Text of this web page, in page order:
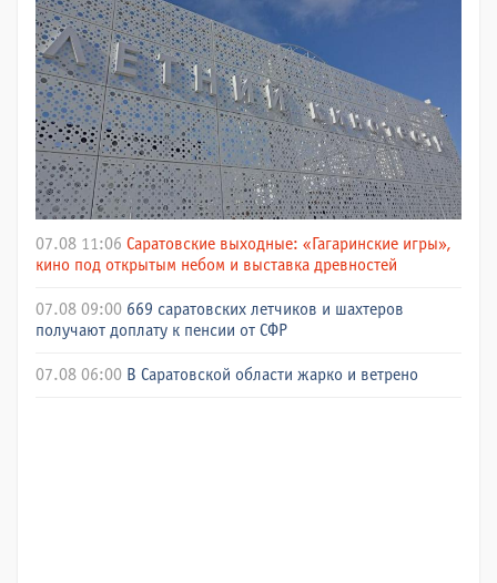
07.08 11:06 Саратовские выходные: «Гагаринские игры»,
кино под открытым небом и выставка древностей
07.08 09:00 669 саратовских летчиков и шахтеров
получают доплату к пенсии от СФР
07.08 06:00 В Саратовской области жарко и ветрено